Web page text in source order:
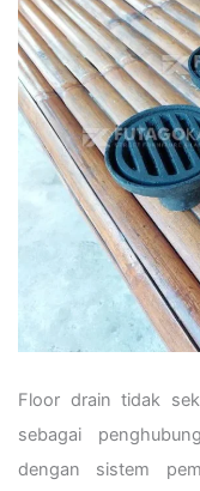
Floor drain tidak
sebagai
dengan sistem